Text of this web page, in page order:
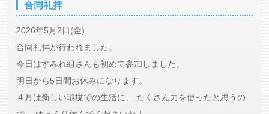
合同礼拝
2026年5月2日(金)
合同礼拝が行われました。
今日はすみれ組さんも初めて参加しました。
明日から5日間お休みになります。
４月は新しい環境での生活に、 たくさん力を使ったと思うの